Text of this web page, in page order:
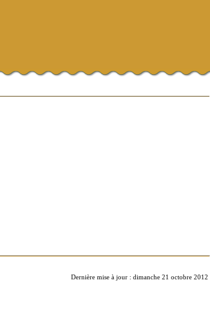
Dernière mise à jour : dimanche 21 octobre 2012